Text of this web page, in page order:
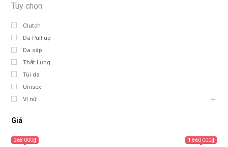
Clutch
Da Pull up
Da sáp
Thắt Lưng
Túi da
Unisex
Ví nữ
Giá
268 000₫ 1 860 000₫